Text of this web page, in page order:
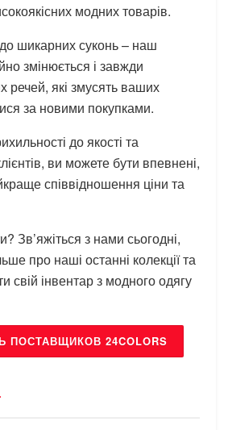
модних товарів.
шикарних суконь – наш
змінюється і завжди
речей, які змусять ваших
за новими покупками.
до якості та
ви можете бути впевнені,
співвідношення ціни та
Зв’яжіться з нами сьогодні,
про наші останні колекції та
свій інвентар з модного одягу
ПОСТАВЩИКОВ 24COLORS